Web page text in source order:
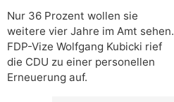
Nur 36 Prozent wollen sie
weitere vier Jahre im Amt sehen.
FDP-Vize Wolfgang Kubicki rief
die CDU zu einer personellen
Erneuerung auf.